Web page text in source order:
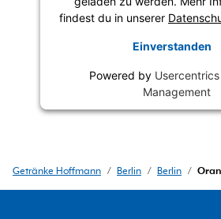
findest du in unserer
Einverstanden
Powered by
Management
Getränke Hoffmann / Berlin / Berlin /